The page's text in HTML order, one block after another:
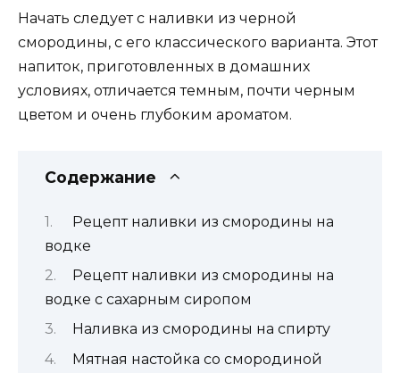
Начать следует с наливки из черной
смородины, с его классического варианта. Этот
напиток, приготовленных в домашних
условиях, отличается темным, почти черным
цветом и очень глубоким ароматом.
Содержание
Рецепт наливки из смородины на
водке
Рецепт наливки из смородины на
водке с сахарным сиропом
Наливка из смородины на спирту
Мятная настойка со смородиной